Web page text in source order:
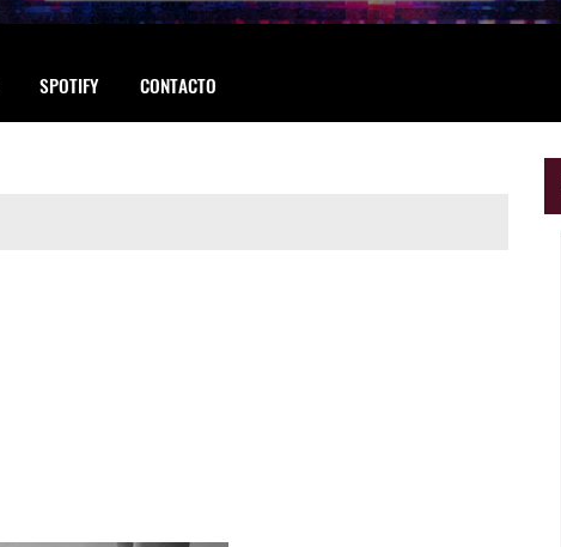
SPOTIFY CONTACTO